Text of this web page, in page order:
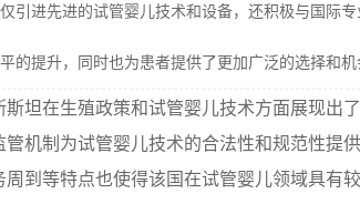
引进先进的试管婴儿技术和设备，还积极与国际
的提升，同时也为患者提供了更加广泛的选择和机
坦在生殖政策和试管婴儿技术方面展现出
机制为试管婴儿技术的合法性和规范性提
到等特点也使得该国在试管婴儿领域具有较